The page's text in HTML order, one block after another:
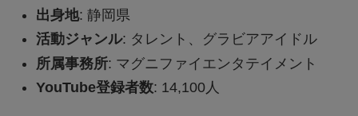
あつもりまとめ
リボーン最終回の意味はどういうこと？ラスト
シーンを調査
出身地: 静岡県
活動ジャンル: タレント、グラビアアイドル
所属事務所: マグニファイエンタテイメント
YouTube登録者数: 14,100人